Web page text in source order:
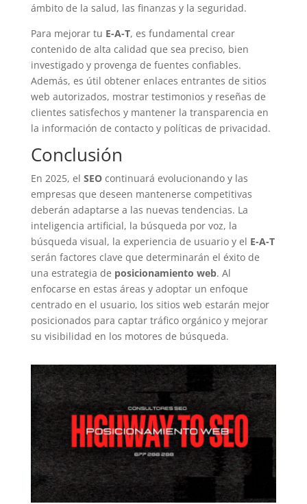
ámbito de la salud, las finanzas y la seguridad.
Para mejorar tu E-A-T, es fundamental crear
contenido de alta calidad que sea preciso, bien
investigado y provenga de fuentes confiables.
Además, es útil obtener enlaces entrantes de sitios
web autorizados, mostrar testimonios y reseñas de
clientes satisfechos y mantener la transparencia en
la información de contacto y políticas de privacidad.
Conclusión
En 2025, el SEOcontinuará evolucionando y las
empresas que deseen mantenerse competitivas
deberán adaptarse a las nuevas tendencias. La
inteligencia artificial, la búsqueda por voz, la
búsqueda visual, la experiencia de usuario y el E-A-T
serán factores clave que determinarán el éxito de
una estrategia de posicionamiento web. Al
enfocarse en estas áreas y adoptar un enfoque
centrado en el usuario, los sitios web estarán mejor
posicionados para captar tráfico orgánico y mejorar
su visibilidad en los motores de búsqueda.